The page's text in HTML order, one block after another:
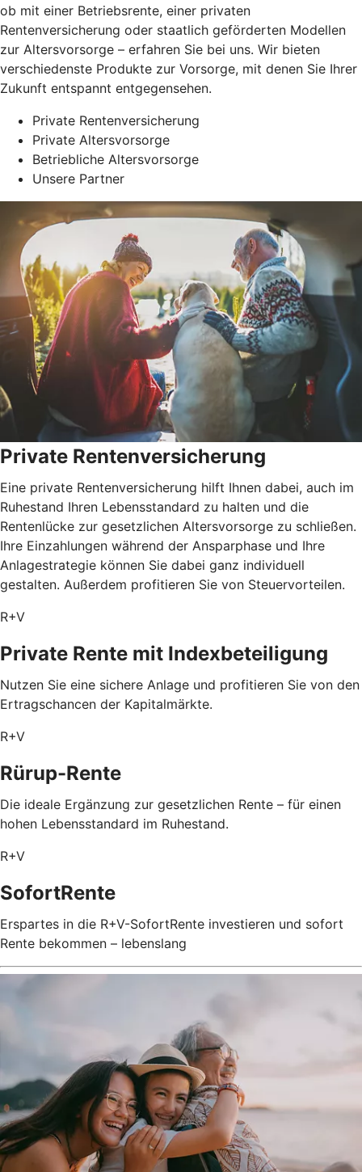
ob mit einer Betriebsrente, einer privaten
Rentenversicherung oder staatlich geförderten Modellen
zur Altersvorsorge – erfahren Sie bei uns. Wir bieten
verschiedenste Produkte zur Vorsorge, mit denen Sie Ihrer
Zukunft entspannt entgegensehen.
Private Rentenversicherung
Private Altersvorsorge
Betriebliche Altersvorsorge
Unsere Partner
Private Rentenversicherung
Eine private Rentenversicherung hilft Ihnen dabei, auch im
Ruhestand Ihren Lebensstandard zu halten und die
Rentenlücke zur gesetzlichen Altersvorsorge zu schließen.
Ihre Einzahlungen während der Ansparphase und Ihre
Anlagestrategie können Sie dabei ganz individuell
gestalten. Außerdem profitieren Sie von Steuervorteilen.
R+V
Private Rente mit Index­beteiligung
Nutzen Sie eine sichere Anlage und profitieren Sie von den
Ertragschancen der Kapitalmärkte.
R+V
Rürup-Rente
Die ideale Ergänzung zur gesetzlichen Rente – für einen
hohen Lebensstandard im Ruhestand.
R+V
SofortRente
Erspartes in die R+V-SofortRente investieren und sofort
Rente bekommen – lebenslang